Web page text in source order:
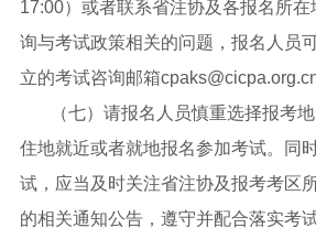
17:00）或者联系省注协及各报名所
询与考试政策相关的问题，报名人员
立的考试咨询邮箱cpaks@cicpa.org.cn
（七）请报名人员慎重选择报考
住地就近或者就地报名参加考试。同
试，应当及时关注省注协及报考考区
的相关通知公告，遵守并配合落实考